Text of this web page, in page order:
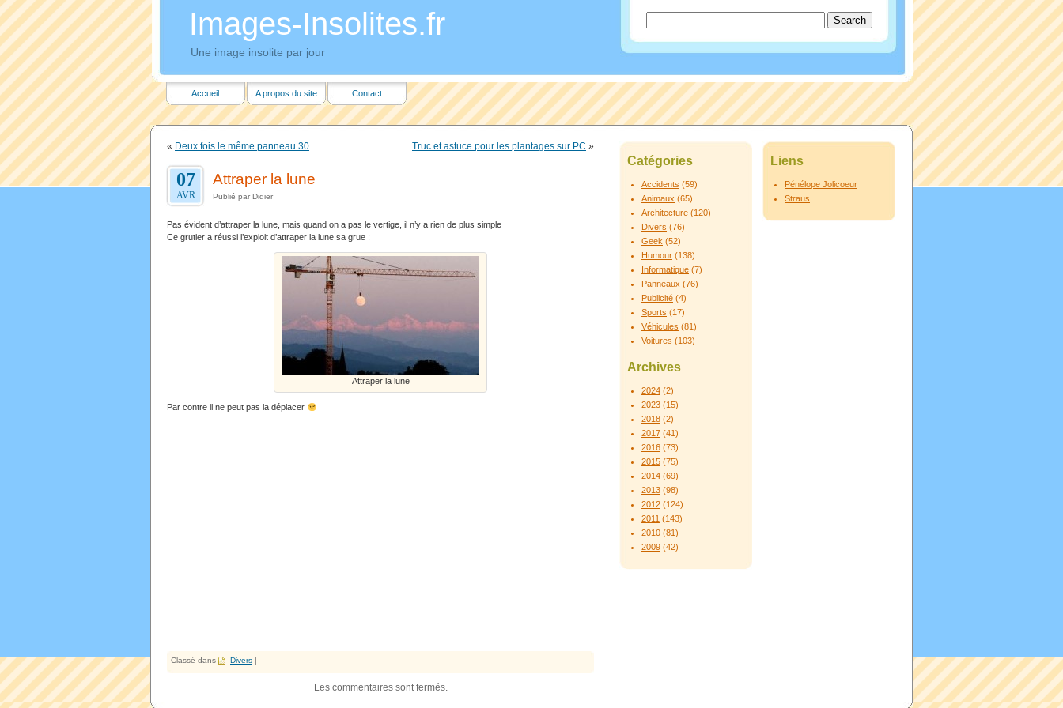
Images-Insolites.fr
Une image insolite par jour
Accueil A propos du site Contact
« Deux fois le même panneau 30 Truc et astuce pour les plantages sur PC »
07
AVR
Attraper la lune
Publié par Didier
Pas évident d’attraper la lune, mais quand on a pas le vertige, il n’y a rien de plus simple
Ce grutier a réussi l’exploit d’attraper la lune sa grue :
Attraper la lune
Par contre il ne peut pas la déplacer
Classé dans Divers |
Les commentaires sont fermés.
Catégories
Accidents (59)
Animaux (65)
Architecture (120)
Divers (76)
Geek (52)
Humour (138)
Informatique (7)
Panneaux (76)
Publicité (4)
Sports (17)
Véhicules (81)
Voitures (103)
Archives
2024 (2)
2023 (15)
2018 (2)
2017 (41)
2016 (73)
2015 (75)
2014 (69)
2013 (98)
2012 (124)
2011 (143)
2010 (81)
2009 (42)
Liens
Pénélope Jolicoeur
Straus